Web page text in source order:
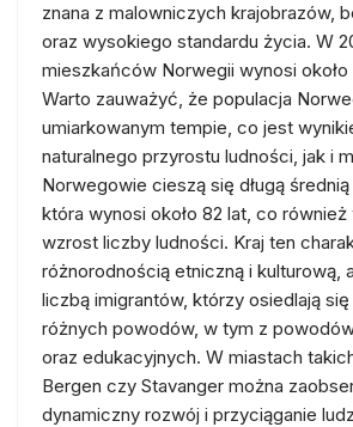
znana z malowniczych krajobrazów,
oraz wysokiego standardu życia. W
mieszkańców Norwegii wynosi około
Warto zauważyć, że populacja
umiarkowanym tempie, co jest
naturalnego przyrostu ludności, jak i
Norwegowie cieszą się długą
która wynosi około 82 lat, co również
wzrost liczby ludności. Kraj ten
różnorodnością etniczną i kulturową,
liczbą imigrantów, którzy osiedlają
różnych powodów, w tym z
oraz edukacyjnych. W miastach
Bergen czy Stavanger można
dynamiczny rozwój i przyciąganie